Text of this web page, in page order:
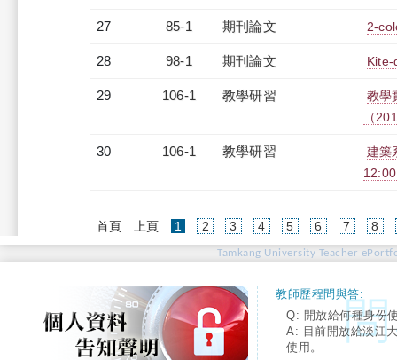
27 85-1 期刊論文 2-
28 98-1 期刊論文
29 106-1 教學研習
教學
（
30 106-1 教學研習
建築
首頁 上頁 1 (current)
2 3 4 5 6 7 8
Tamkang University Teacher
教師歷程問與答:
Q: 開放給何種身份
A: 目前開放給淡江
使用。